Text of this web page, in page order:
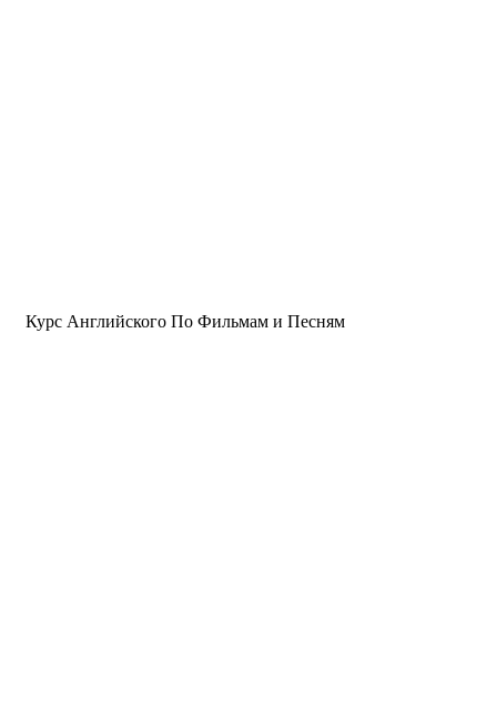
Курс Английского По Фильмам и Песням